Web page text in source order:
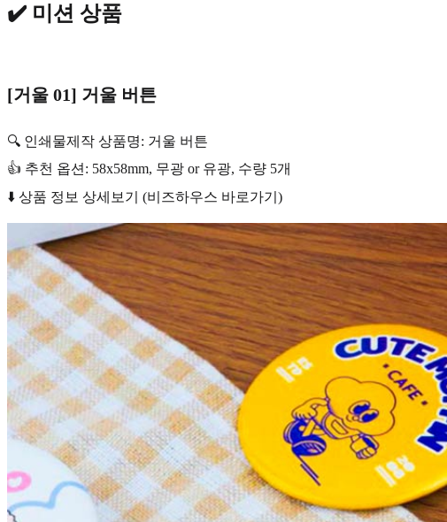
✔️ 미션 상품
[거울 01] 거울 버튼
🔍 인쇄물제작 상품명: 거울 버튼
👍 추천 옵션: 58x58mm, 무광 or 유광, 수량 5개
⬇️ 상품 정보 상세보기 (비즈하우스 바로가기)